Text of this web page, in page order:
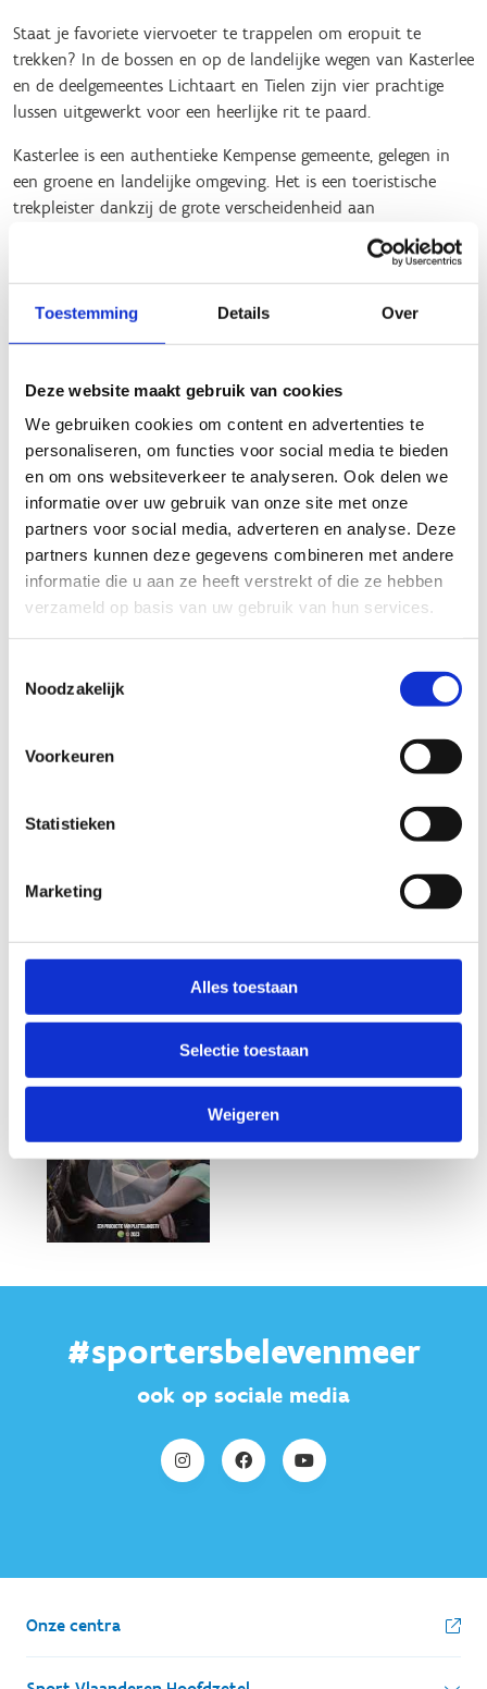
Toestemming Details Over
Deze website maakt gebruik van cookies
We gebruiken cookies om content en advertenties te
personaliseren, om functies voor social media te bieden
en om ons websiteverkeer te analyseren. Ook delen we
informatie over uw gebruik van onze site met onze
partners voor social media, adverteren en analyse. Deze
partners kunnen deze gegevens combineren met andere
informatie die u aan ze heeft verstrekt of die ze hebben
verzameld op basis van uw gebruik van hun services.
Noodzakelijk
Voorkeuren
Statistieken
Marketing
Alles toestaan
Selectie toestaan
Weigeren
Staat je favoriete viervoeter te trappelen om eropuit te
trekken? In de bossen en op de landelijke wegen van Kasterlee
en de deelgemeentes Lichtaart en Tielen zijn vier prachtige
lussen uitgewerkt voor een heerlijke rit te paard.
Kasterlee is een authentieke Kempense gemeente, gelegen in
een groene en landelijke omgeving. Het is een toeristische
trekpleister dankzij de grote verscheidenheid aan
natuurgebieden, de ruime recreatiemogelijkheden en de meer
Dit afwisselende landschap maakt paardrijden hier heel
Oranje lus Kasterlee - Hoge Mouw:4,46 km
Bruine lus Kasterlee - Witte Bergen:6,32 km
Groene lus Kasterlee - Tielen:14,5 km
Rode lus Kasterlee - Lichtaart:17 km
Ontdek de ruiterroute met je eigen paard en geniet van de
natuurpracht van Kasterlee!
Herentalsesteenweg
#sportersbelevenmeer
ook op sociale media
Onze centra